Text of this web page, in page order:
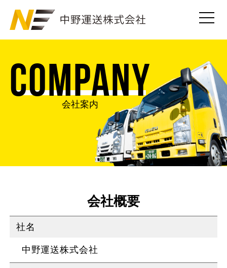
COMPANY
会社案内
会社概要
社名
中野運送株式会社